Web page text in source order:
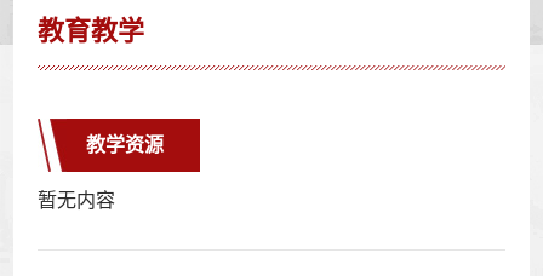
教育教学
教学资源
暂无内容